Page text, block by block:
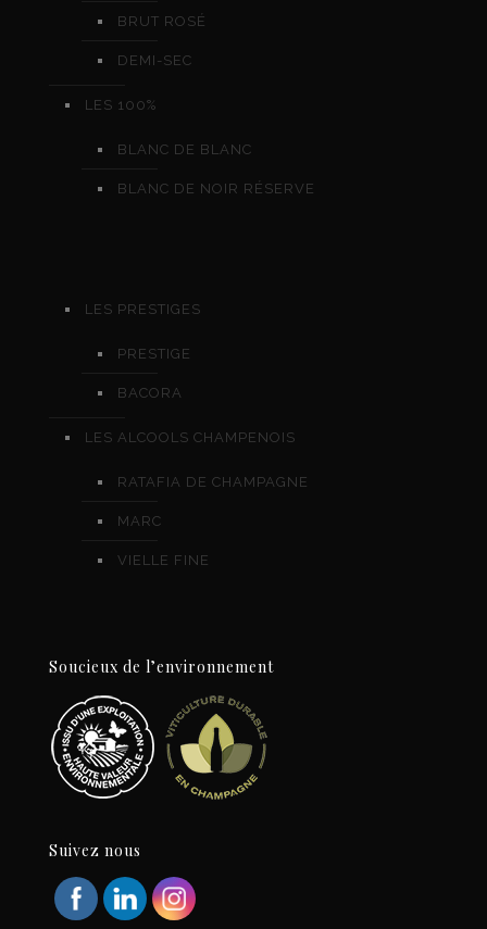
BRUT ROSÉ
DEMI-SEC
LES 100%
BLANC DE BLANC
BLANC DE NOIR RÉSERVE
LES PRESTIGES
PRESTIGE
BACORA
LES ALCOOLS CHAMPENOIS
RATAFIA DE CHAMPAGNE
MARC
VIELLE FINE
Soucieux de l’environnement
Suivez nous